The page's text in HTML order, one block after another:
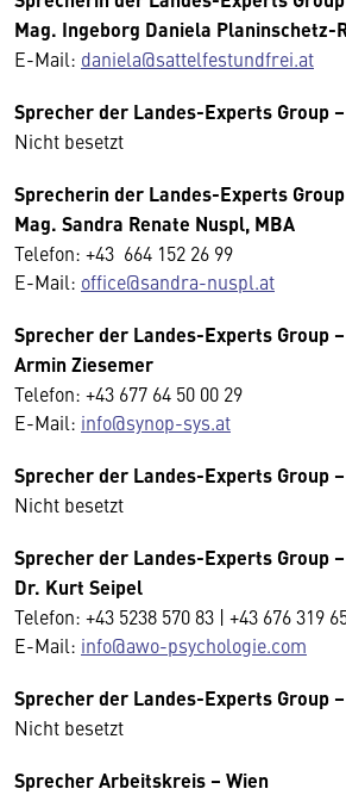
Mag. Ingeborg Daniela Planinschetz-
E-Mail: daniela@sattelfestundfrei.at
Sprecher der Landes-Experts Group
Nicht besetzt
Sprecherin der Landes-Experts
Mag. Sandra Renate Nuspl, MBA
Telefon: +43 664 152 26 99
E-Mail: office@sandra-nuspl.at
Sprecher der Landes-Experts Group
Armin Ziesemer
Telefon: +43 677 64 50 00 29
E-Mail: info@synop-sys.at
Sprecher der Landes-Experts Group
Nicht besetzt
Sprecher der Landes-Experts Group
Dr. Kurt Seipel
Telefon: +43 5238 570 83 | +43 676 319
E-Mail: info@awo-psychologie.com
Sprecher der Landes-Experts Group
Nicht besetzt
SprecherArbeitskreis – Wien